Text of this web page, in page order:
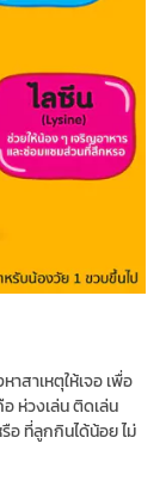
าสาเหตุให้เจอ เพื่อ
อ ห่วงเล่น ติดเล่น
ที่ลูกกินได้น้อย ไม่